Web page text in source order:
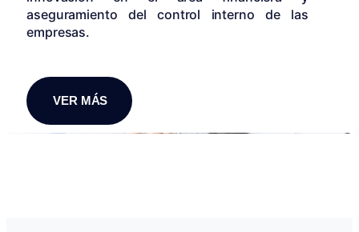
aseguramiento del control interno de las
empresas.
VER MÁS